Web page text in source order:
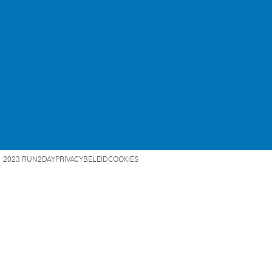
2023 RUN2DAYPRIVACYBELEIDCOOKIES